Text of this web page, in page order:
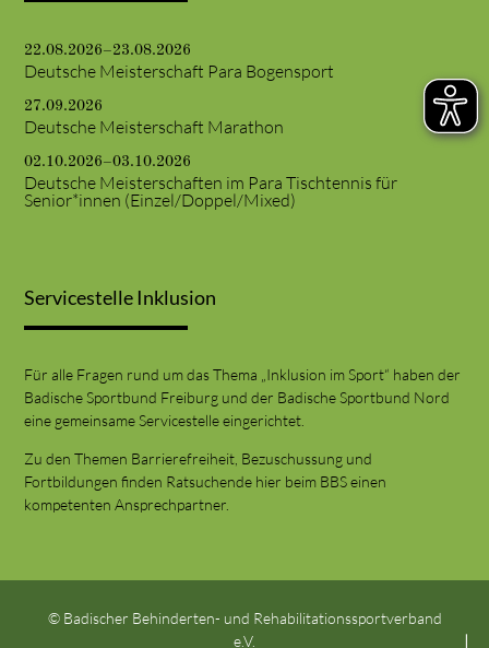
22.08.2026–23.08.2026
Deutsche Meisterschaft Para Bogensport
27.09.2026
Deutsche Meisterschaft Marathon
02.10.2026–03.10.2026
Deutsche Meisterschaften im Para Tischtennis für
Senior*innen (Einzel/Doppel/Mixed)
Servicestelle Inklusion
Für alle Fragen rund um das Thema „Inklusion im Sport“ haben der
Badische Sportbund Freiburg und der Badische Sportbund Nord
eine gemeinsame Servicestelle eingerichtet.
Zu den Themen Barrierefreiheit, Bezuschussung und
Fortbildungen finden Ratsuchende hier beim BBS einen
kompetenten Ansprechpartner.
© Badischer Behinderten- und Rehabilitationssportverband
e.V.